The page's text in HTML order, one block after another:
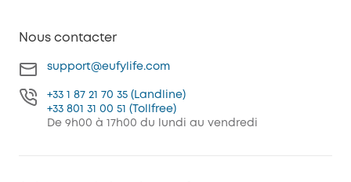
Nous contacter
support@eufylife.com
+33 1 87 21 70 35 (Landline)
+33 801 31 00 51 (Tollfree)
De 9h00 à 17h00 du lundi au vendredi